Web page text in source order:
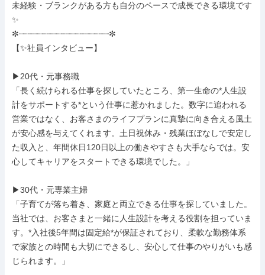
未経験・ブランクがある方も自分のペースで成長できる環境です
✨
✼┈┈┈┈┈┈┈┈┈┈┈┈┈┈┈┈┈┈┈✼
【✨社員インタビュー】
▶20代・元事務職
「長く続けられる仕事を探していたところ、第一生命の*人生設
計をサポートする*という仕事に惹かれました。数字に追われる
営業ではなく、お客さまのライフプランに真摯に向き合える風土
が安心感を与えてくれます。土日祝休み・残業ほぼなしで安定し
た収入と、年間休日120日以上の働きやすさも大手ならでは。安
心してキャリアをスタートできる環境でした。」
▶30代・元専業主婦
「子育てが落ち着き、家庭と両立できる仕事を探していました。
当社では、お客さまと一緒に人生設計を考える役割を担っていま
す。*入社後5年間は固定給*が保証されており、柔軟な勤務体系
で家族との時間も大切にできるし、安心して仕事のやりがいも感
じられます。」